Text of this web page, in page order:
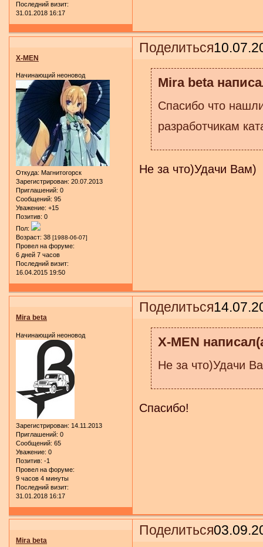
Последний визит:
31.01.2018 16:17
Поделиться
X-MEN
Начинающий неоновод
Откуда: Магнитогорск
Зарегистрирован: 20.07.2013
Приглашений: 0
Сообщений: 95
Уважение: +15
Позитив: 0
Пол:
Возраст: 38 [1988-06-07]
Провел на форуме:
6 дней 7 часов
Последний визит:
16.04.2015 19:50
Mira beta
Спасибо что
разработчикам
Не за что)Удачи Вам)
Поделиться
Mira beta
Начинающий неоновод
Зарегистрирован: 14.11.2013
Приглашений: 0
Сообщений: 65
Уважение: 0
Позитив: -1
Провел на форуме:
9 часов 4 минуты
Последний визит:
31.01.2018 16:17
X-MEN
Не за что)Удачи
Спасибо!
Поделиться
Mira beta